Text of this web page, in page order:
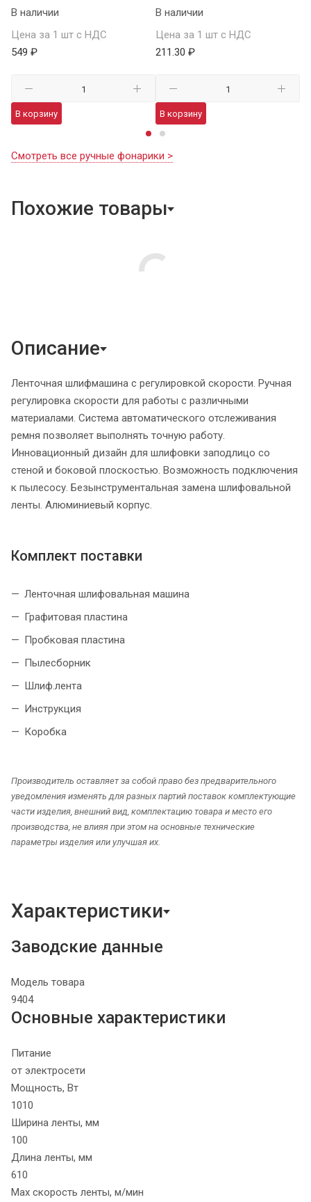
В наличии
Цена за 1 шт с НДС
549 ₽
В корзину
В наличии
Цена за 1 шт с НДС
211.30 ₽
В корзину
Смотреть все ручные фонарики >
Похожие товары
Описание
Ленточная шлифмашина с регулировкой скорости. Ручная
регулировка скорости для работы с различными
материалами. Система автоматического отслеживания
ремня позволяет выполнять точную работу.
Инновационный дизайн для шлифовки заподлицо со
стеной и боковой плоскостью. Возможность подключения
к пылесосу. Безынструментальная замена шлифовальной
ленты. Алюминиевый корпус.
Комплект поставки
Ленточная шлифовальная машина
Графитовая пластина
Пробковая пластина
Пылесборник
Шлиф.лента
Инструкция
Коробка
Производитель оставляет за собой право без предварительного
уведомления изменять для разных партий поставок комплектующие
части изделия, внешний вид, комплектацию товара и место его
производства, не влияя при этом на основные технические
параметры изделия или улучшая их.
Характеристики
Заводские данные
Модель товара
9404
Основные характеристики
Питание
от электросети
Мощность, Вт
1010
Ширина ленты, мм
100
Длина ленты, мм
610
Max скорость ленты, м/мин